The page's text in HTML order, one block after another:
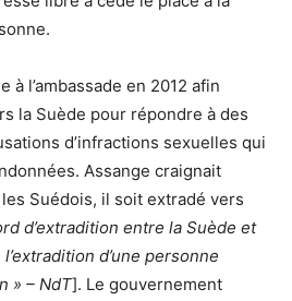
à l’ambassade en 2012 afin
la Suède pour répondre à des
d’infractions sexuelles qui
Assange craignait
Suédois, il soit extradé vers
d’extradition entre la Suède et
d’une personne
» – NdT]. Le gouvernement